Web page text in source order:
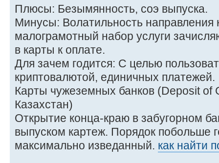
Плюсы: Безымянность, соэ выпуска.
Минусы: Волатильность направления
малограмотный набор услуги
в карты к оплате.
Для зачем годится: С целью
криптовалютой, единичных платежей.
Карты чужеземных банков (Deposit
Казахстан)
Открытие конца-краю в забугорном
выпуском картеж. Порядок побольше
максимально изведанный. как найти